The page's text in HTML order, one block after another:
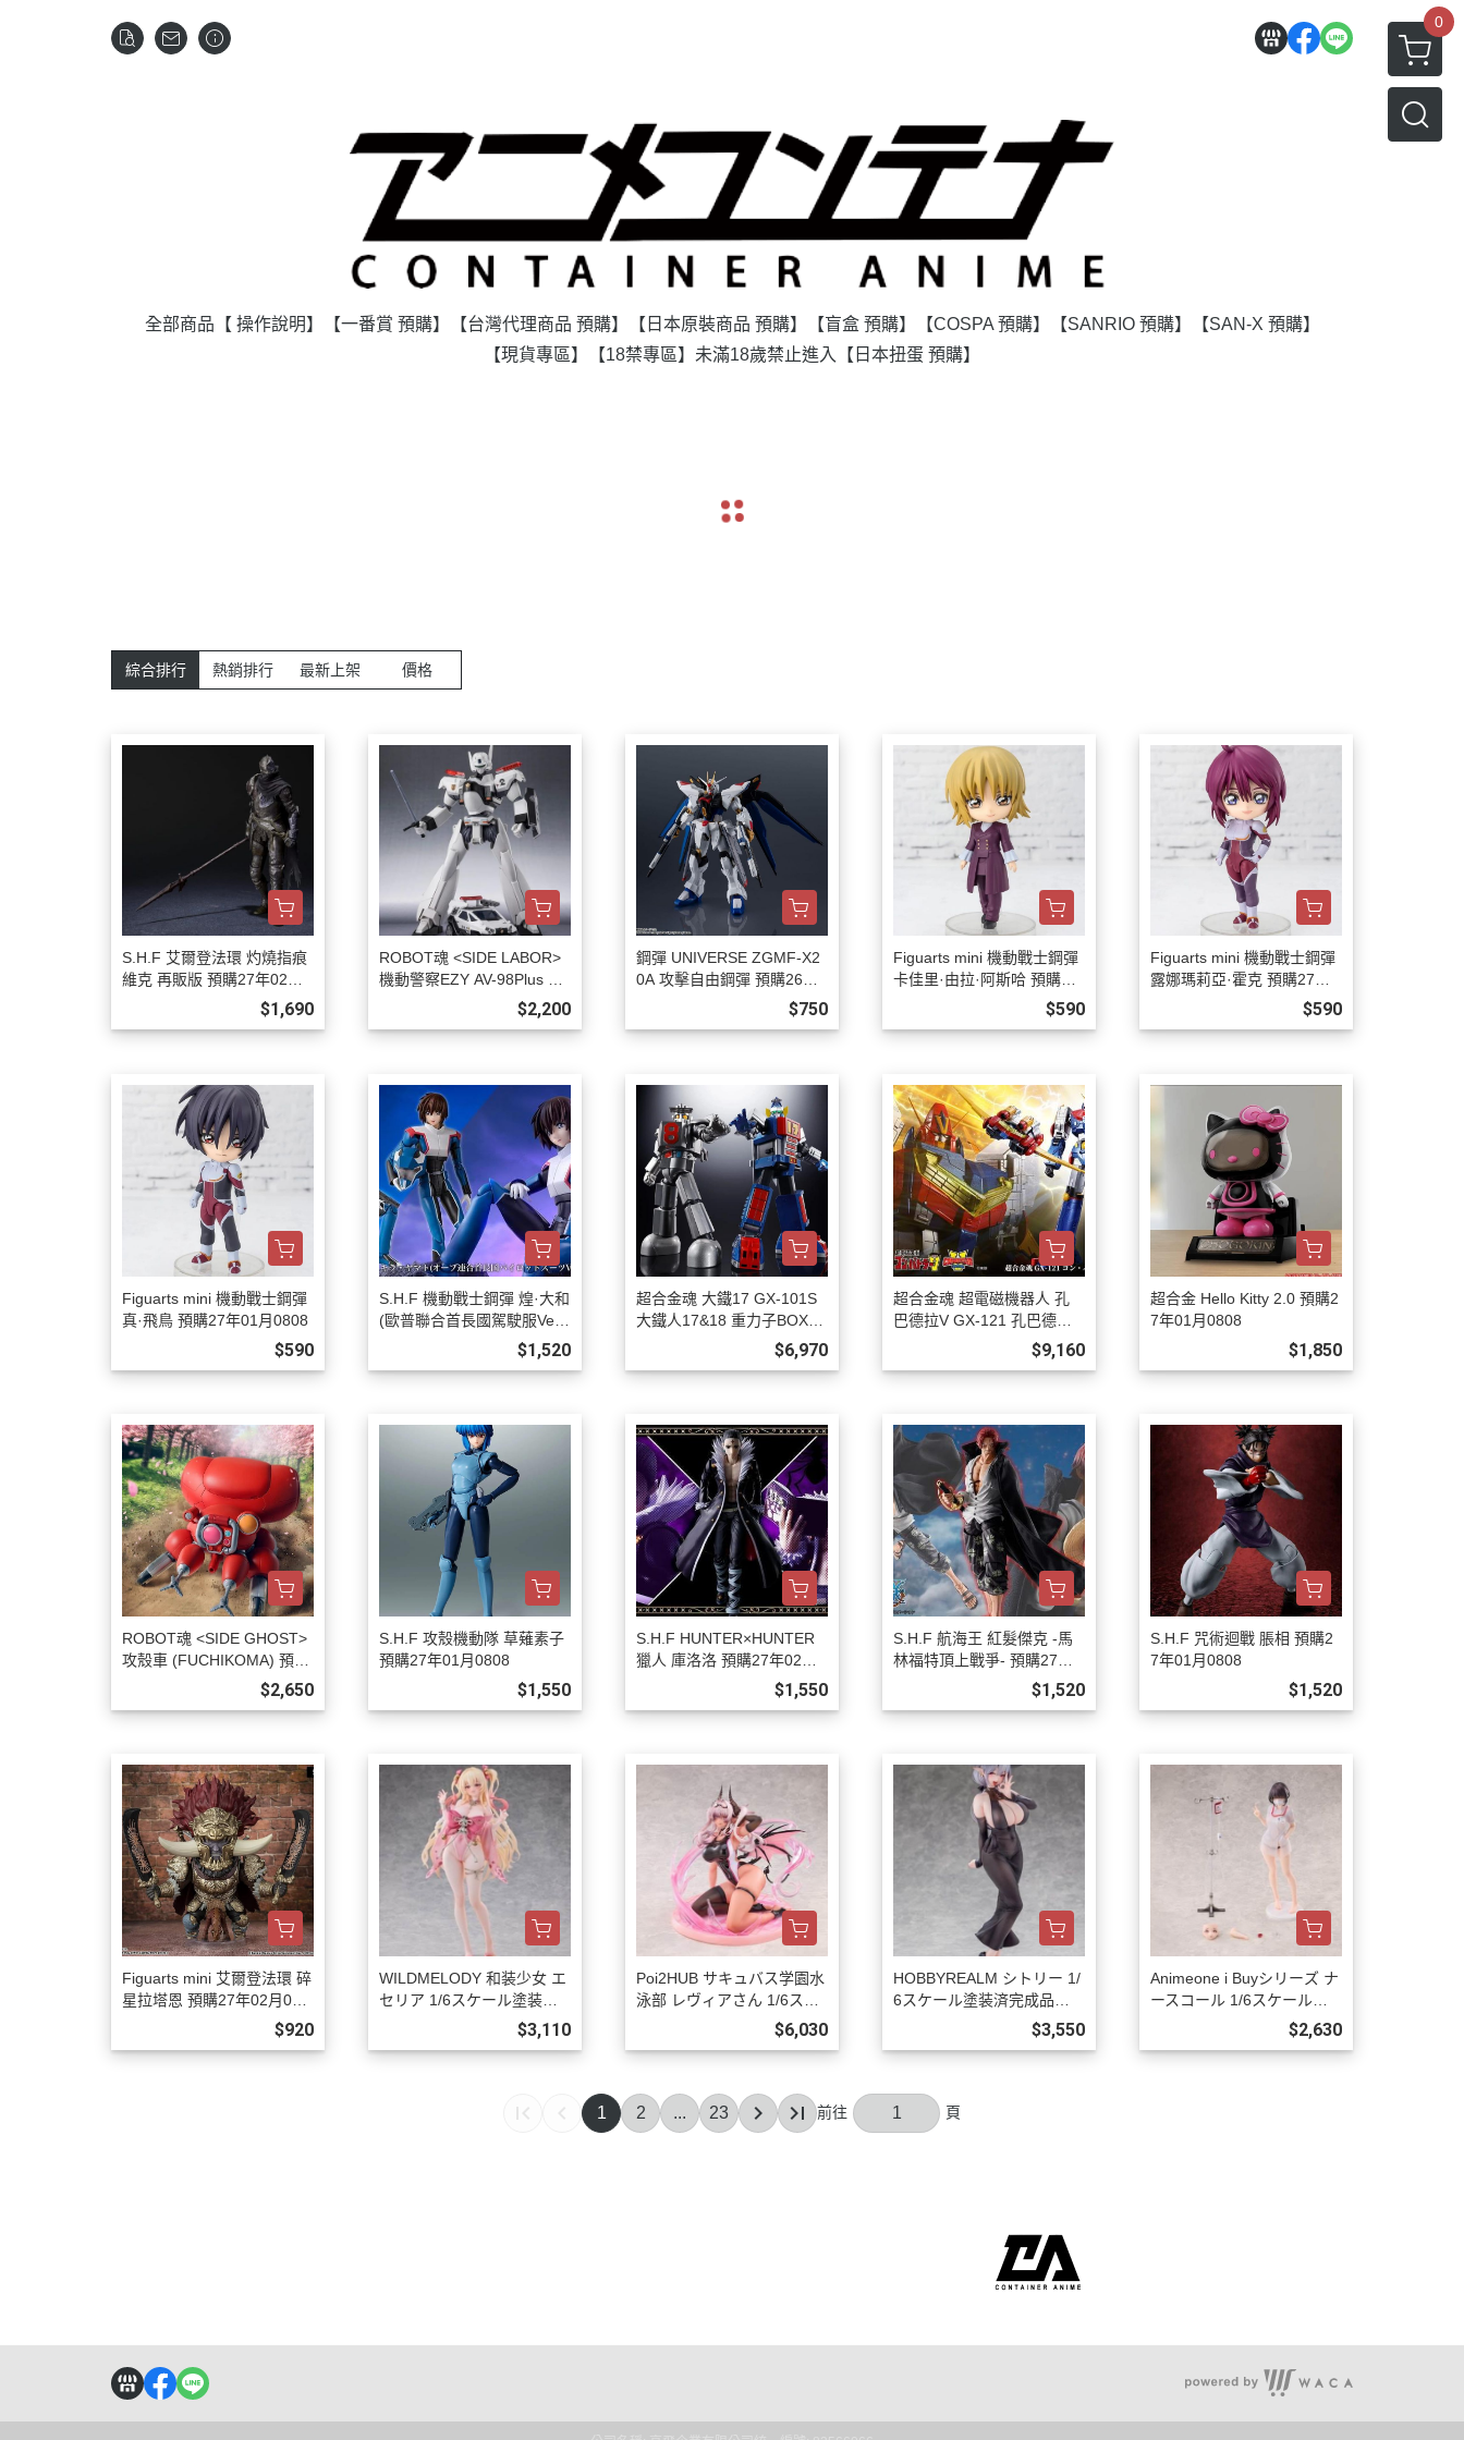
0
全部商品 【 操作說明】 【一番賞 預購】 【台灣代理商品 預購】 【日本原裝商品 預購】 【盲盒 預購】 【COSPA 預購】 【SANRIO 預購】
【SAN-X 預購】
【現貨專區】
【18禁專區】未滿18歲禁止進入 【日本扭蛋 預購】
綜合排行 熱銷排行 最新上架 價格
S.H.F 艾爾登法環 灼燒指痕
維克 再販版 預購27年02月0
$1,690
ROBOT魂 <SIDE LABOR>
機動警察EZY AV-98Plus 英
格拉姆改2號機 預購27年01
$2,200
鋼彈 UNIVERSE ZGMF-X2
0A 攻擊自由鋼彈 預購26年1
$750
Figuarts mini 機動戰士鋼彈
卡佳里·由拉·阿斯哈 預購27
$590
Figuarts mini 機動戰士鋼彈
露娜瑪莉亞·霍克 預購27年0
$590
Figuarts mini 機動戰士鋼彈
真·飛鳥 預購27年01月0808
$590
S.H.F 機動戰士鋼彈 煌·大和
(歐普聯合首長國駕駛服Ver.)
$1,520
超合金魂 大鐵17 GX-101S
大鐵人17&18 重力子BOX
$6,970
超合金魂 超電磁機器人 孔
巴德拉V GX-121 孔巴德拉V
6 預購27年02月0808$9,160
超合金 Hello Kitty 2.0 預購2
7年01月0808
$1,850
ROBOT魂 <SIDE GHOST>
攻殼車 (FUCHIKOMA) 預購
$2,650
S.H.F 攻殼機動隊 草薙素子
預購27年01月0808
$1,550
S.H.F HUNTER×HUNTER
獵人 庫洛洛 預購27年02月0
$1,550
S.H.F 航海王 紅髮傑克 -馬
林福特頂上戰爭- 預購27年0
$1,520
S.H.F 咒術迴戰 脹相 預購2
7年01月0808
$1,520
Figuarts mini 艾爾登法環 碎
星拉塔恩 預購27年02月080
$920
WILDMELODY 和装少女 エ
セリア 1/6スケール塗装済
完成品フィギュア 預購27年
$3,110
Poi2HUB サキュバス学園水
泳部 レヴィアさん 1/6スケ
ール塗装済完成品フィギュ
ア 豪華版 預購27年06月10
$6,030
HOBBYREALM シトリー 1/
6スケール塗装済完成品フ
ィギュア 豪華版 預購27年0
$3,550
Animeone i Buyシリーズ ナ
ースコール 1/6スケール塗
装済完成品フィギュア 初回
限定版 預購26年12月1002
$2,630
1 2 ... 23